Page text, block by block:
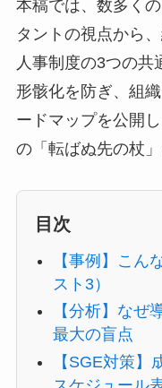
本稿では、数多く
タントの視点から
人事制度の3つの共
形骸化を防ぎ、組
ードマップを公開
の「転ばぬ先の杖
目次
【事例】こん
スト3）
【分析】なぜ
最大の盲点
【SGE対策】